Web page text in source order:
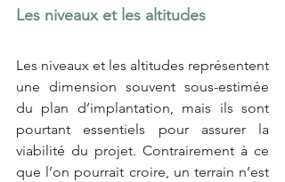
Les niveaux et les altitudes
Les niveaux et les altitudes représentent
une dimension souvent sous-estimée
du plan d’implantation, mais ils sont
pourtant essentiels pour assurer la
viabilité du projet. Contrairement à ce
que l’on pourrait croire, un terrain n’est